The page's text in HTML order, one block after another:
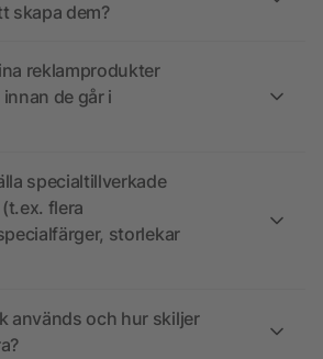
skapa dem?
reklamprodukter
de går i
specialtillverkade
flera
storlekar
används och hur skiljer